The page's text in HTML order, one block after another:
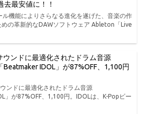
去最安値に！！
機能によりさらなる進化を遂げた、音楽の作
の革新的なDAWソフトウェア Ableton「Live
ウンドに最適化されたドラム音源
Beatmaker IDOL」が87%OFF、1,100円
ンドに最適化されたドラム音源
」が87%OFF、1,100円。IDOLは、K-Popビー